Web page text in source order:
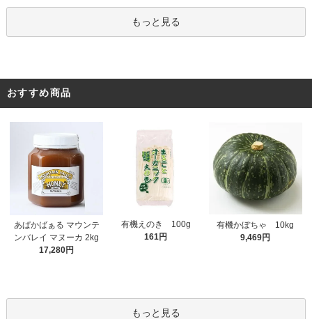
もっと見る
おすすめ商品
あぱかばぁる マウンテ
ンバレイ マヌーカ 2kg
17,280円
有機えのき 100g
161円
有機かぼちゃ 10kg
9,469円
もっと見る